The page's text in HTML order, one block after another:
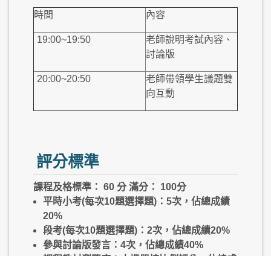
時間 內容
19:00~19:50
老師說明考試內容、
討論版
20:00~20:50
老師帶領學生議題雙
向互動
評分標準
課程及格標準： 60 分 滿分： 100分
平時小考(每次10題選擇題)：5次，佔總成績
20%
段考(每次10題選擇題)：2次，佔總成績20%
參與討論版發言：4次，佔總成績40%